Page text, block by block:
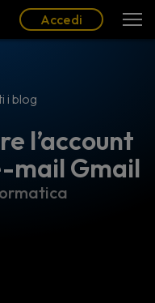
Accedi
i blog
l’account
mail Gmail